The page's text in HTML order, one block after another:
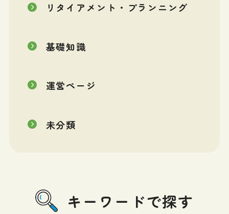
リタイアメント・プランニング
基礎知識
運営ページ
未分類
キーワードで探す